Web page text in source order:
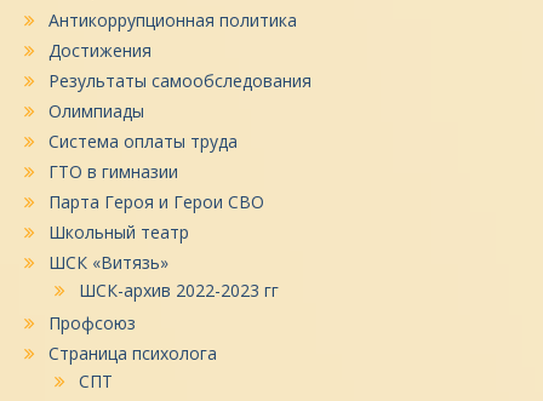
Антикоррупционная политика
Достижения
Результаты самообследования
Олимпиады
Система оплаты труда
ГТО в гимназии
Парта Героя и Герои СВО
Школьный театр
ШСК «Витязь»
ШСК-архив 2022-2023 гг
Профсоюз
Страница психолога
СПТ